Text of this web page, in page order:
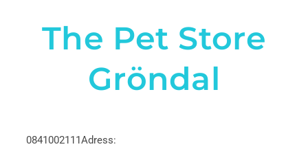
The Pet Store
Gröndal
0841002111Adress: